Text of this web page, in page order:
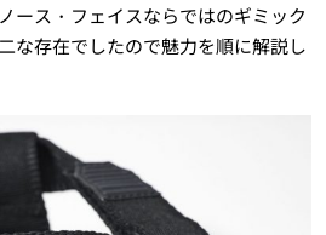
ース・フェイスならではのギミック
な存在でしたので魅力を順に解説し